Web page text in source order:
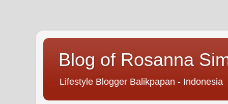
Blog of Rosanna
Lifestyle Blogger Balikpapan - Indonesia